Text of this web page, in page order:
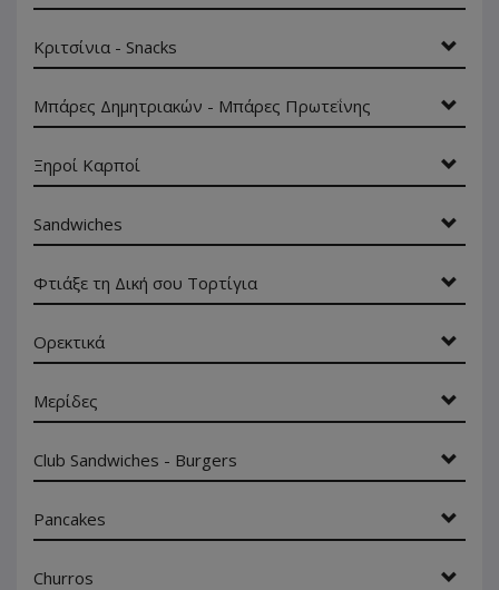
Κριτσίνια - Snacks
Μπάρες Δημητριακών - Μπάρες Πρωτεΐνης
Ξηροί Καρποί
Sandwiches
Φτιάξε τη Δική σου Τορτίγια
Ορεκτικά
Μερίδες
Club Sandwiches - Burgers
Pancakes
Churros